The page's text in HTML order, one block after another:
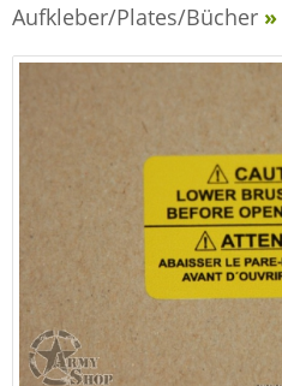
Aufkleber/Plates/Bücher »